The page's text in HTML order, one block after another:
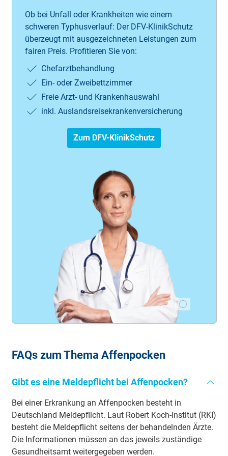
Ob bei Unfall oder Krankheiten wie einem
schweren Typhusverlauf: Der DFV-KlinikSchutz
überzeugt mit ausgezeichneten Leistungen zum
fairen Preis. Profitieren Sie von:
Chefarztbehandlung
Ein- oder Zweibettzimmer
Freie Arzt- und Krankenhauswahl
inkl. Auslandsreisekrankenversicherung
Zum DFV-KlinikSchutz
FAQs zum Thema Affenpocken
Gibt es eine Meldepflicht bei Affenpocken?
Bei einer Erkrankung an Affenpocken besteht in
Deutschland Meldepflicht. Laut Robert Koch-Institut (RKI)
besteht die Meldepflicht seitens der behandelnden Ärzte.
Die Informationen müssen an das jeweils zuständige
Gesundheitsamt weitergegeben werden.